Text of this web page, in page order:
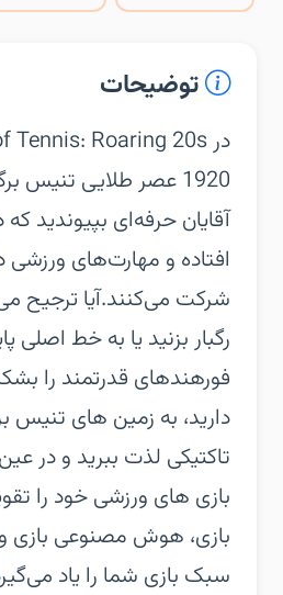
توضیحات
1920 عصر طلایی تنیس
آقایان حرفه‌ای بپیوندید
افتاده و مهارت‌های
شرکت می‌کنند.‏آیا ترجیح
رگبار بزنید یا به خط اصلی
فورهندهای قدرتمند را
دارید، به زمین های تنیس
تاکتیکی لذت ببرید و در
بازی های ورزشی خود را
بازی، هوش مصنوعی بازی
سبک بازی شما را یاد